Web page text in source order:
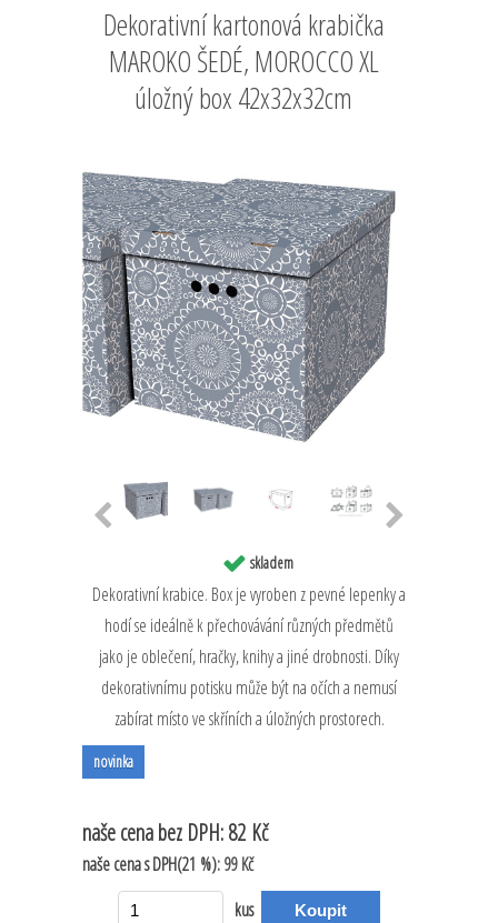
Dekorativní kartonová krabička
MAROKO ŠEDÉ, MOROCCO XL
úložný box 42x32x32cm
skladem
Dekorativní krabice. Box je vyroben z pevné lepenky a
hodí se ideálně k přechovávání různých předmětů
jako je oblečení, hračky, knihy a jiné drobnosti. Díky
dekorativnímu potisku může být na očích a nemusí
zabírat místo ve skříních a úložných prostorech.
novinka
naše cenabez DPH:82 Kč
naše cenas DPH(21 %):99 Kč
kus